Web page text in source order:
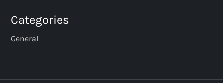
Categories
General